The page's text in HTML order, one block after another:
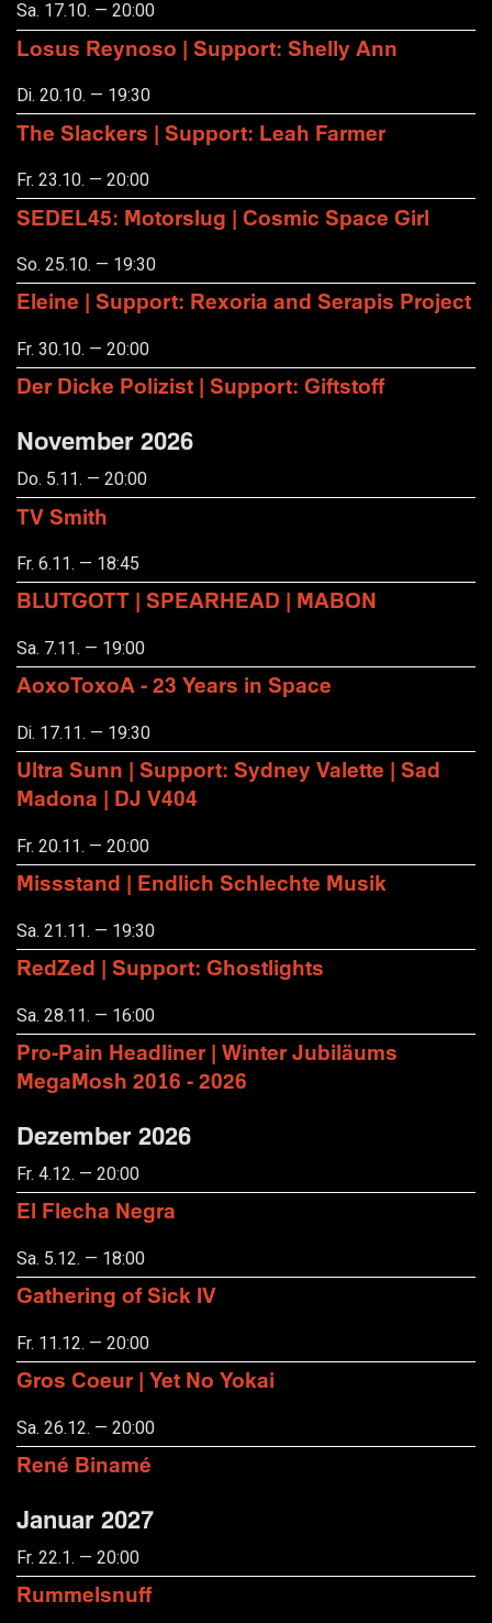
Sa. 17.10. — 20:00
Losus Reynoso | Support: Shelly Ann
Di. 20.10. — 19:30
The Slackers | Support: Leah Farmer
Fr. 23.10. — 20:00
SEDEL45: Motorslug | Cosmic Space Girl
So. 25.10. — 19:30
Eleine | Support: Rexoria and Serapis Project
Fr. 30.10. — 20:00
Der Dicke Polizist | Support: Giftstoff
November 2026
Do. 5.11. — 20:00
TV Smith
Fr. 6.11. — 18:45
BLUTGOTT | SPEARHEAD | MABON
Sa. 7.11. — 19:00
AoxoToxoA - 23 Years in Space
Di. 17.11. — 19:30
Ultra Sunn | Support: Sydney Valette | Sad
Madona | DJ V404
Fr. 20.11. — 20:00
Missstand | Endlich Schlechte Musik
Sa. 21.11. — 19:30
RedZed | Support: Ghostlights
Sa. 28.11. — 16:00
Pro-Pain Headliner | Winter Jubiläums
MegaMosh 2016 - 2026
Dezember 2026
Fr. 4.12. — 20:00
El Flecha Negra
Sa. 5.12. — 18:00
Gathering of Sick IV
Fr. 11.12. — 20:00
Gros Coeur | Yet No Yokai
Sa. 26.12. — 20:00
René Binamé
Januar 2027
Fr. 22.1. — 20:00
Rummelsnuff